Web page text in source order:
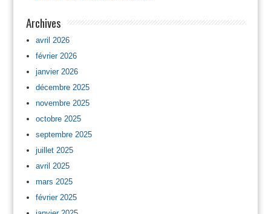
Archives
avril 2026
février 2026
janvier 2026
décembre 2025
novembre 2025
octobre 2025
septembre 2025
juillet 2025
avril 2025
mars 2025
février 2025